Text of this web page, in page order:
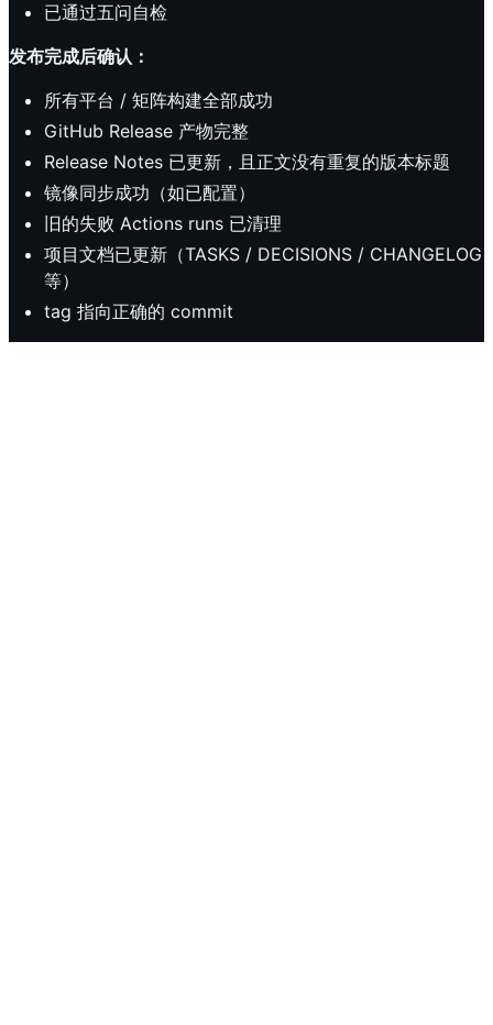
已通过五问自检
发布完成后确认：
所有平台 / 矩阵构建全部成功
GitHub Release 产物完整
Release Notes 已更新，且正文没有重复的版本标题
镜像同步成功（如已配置）
旧的失败 Actions runs 已清理
项目文档已更新（TASKS / DECISIONS / CHANGELOG
等）
tag 指向正确的 commit